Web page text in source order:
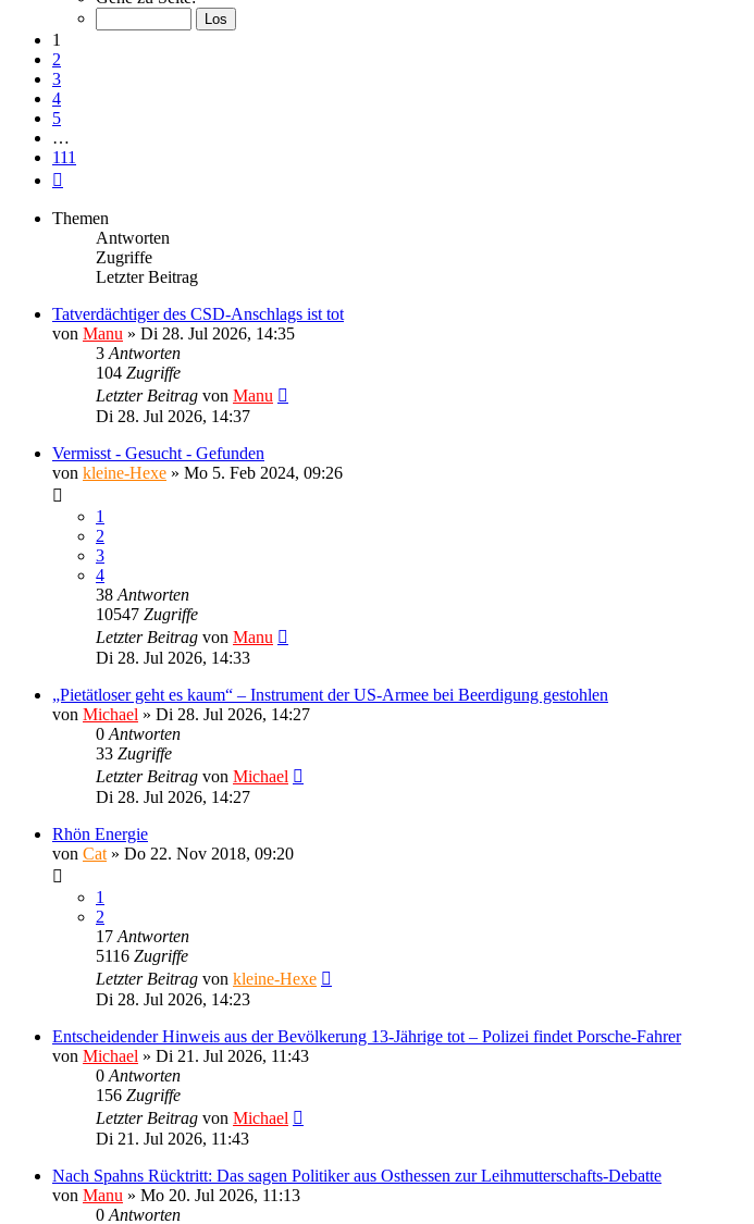
von
1
2
3
4
5
…
111
Themen
Antworten
Zugriffe
Letzter Beitrag
Tatverdächtiger des CSD-Anschlags ist tot
von Manu » Di 28. Jul 2026, 14:35
3 Antworten
104 Zugriffe
Letzter Beitrag von Manu
Di 28. Jul 2026, 14:37
Vermisst - Gesucht - Gefunden
von kleine-Hexe » Mo 5. Feb 2024, 09:26
1
2
3
4
38 Antworten
10547 Zugriffe
Letzter Beitrag von Manu
Di 28. Jul 2026, 14:33
„Pietätloser geht es kaum“ – Instrument der US-Armee bei Beerdigung gestohlen
von Michael » Di 28. Jul 2026, 14:27
0 Antworten
33 Zugriffe
Letzter Beitrag von Michael
Di 28. Jul 2026, 14:27
Rhön Energie
von Cat » Do 22. Nov 2018, 09:20
1
2
17 Antworten
5116 Zugriffe
Letzter Beitrag von kleine-Hexe
Di 28. Jul 2026, 14:23
Entscheidender Hinweis aus der Bevölkerung 13-Jährige tot – Polizei findet Porsche-Fahrer
von Michael » Di 21. Jul 2026, 11:43
0 Antworten
156 Zugriffe
Letzter Beitrag von Michael
Di 21. Jul 2026, 11:43
Nach Spahns Rücktritt: Das sagen Politiker aus Osthessen zur Leihmutterschafts-Debatte
von Manu » Mo 20. Jul 2026, 11:13
0 Antworten